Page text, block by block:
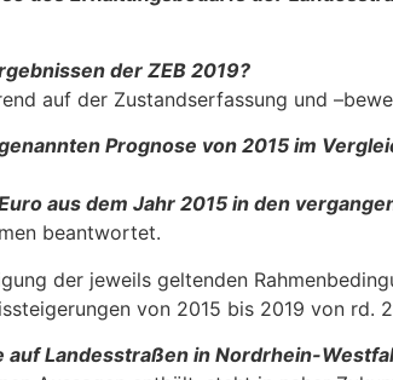
der ZEB 2019?
auf der Zustandserfassung und
Prognose von 2015 im
aus dem Jahr 2015 in den
beantwortet.
der jeweils geltenden
von 2015 bis 2019 von rd.
Landesstraßen in Nordrhein-